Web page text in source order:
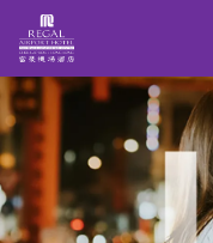
跳
转
到
主
要
内
图
像